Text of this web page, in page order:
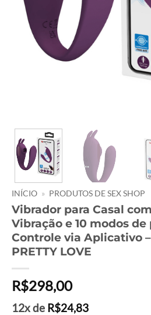
INÍCIO » PRODUTOS DE SEX SHOP
Vibrador para Casal
Vibração e 10 modos
Controle via Aplicativo –
PRETTY LOVE
R$298,00
12x de R$24,83